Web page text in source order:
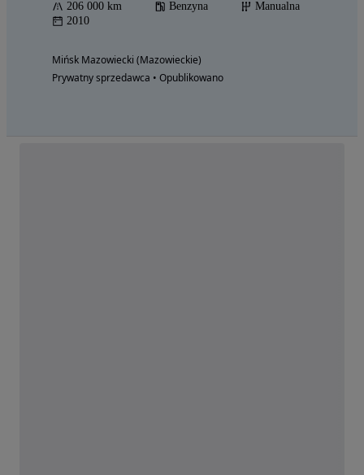
206 000 km Benzyna
Manualna
2010
Mińsk Mazowiecki (Mazowieckie)
Prywatny sprzedawca • Opublikowano